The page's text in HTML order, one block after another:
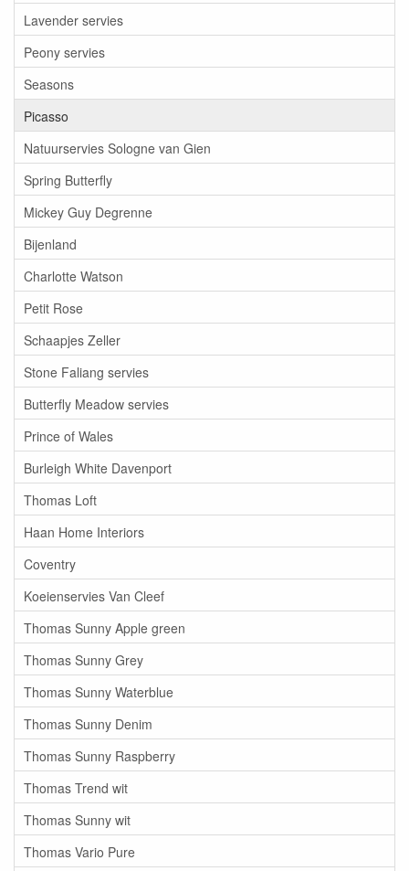
Lavender servies
Peony servies
Seasons
Picasso
Natuurservies Sologne van Gien
Spring Butterfly
Mickey Guy Degrenne
Bijenland
Charlotte Watson
Petit Rose
Schaapjes Zeller
Stone Faliang servies
Butterfly Meadow servies
Prince of Wales
Burleigh White Davenport
Thomas Loft
Haan Home Interiors
Coventry
Koeienservies Van Cleef
Thomas Sunny Apple green
Thomas Sunny Grey
Thomas Sunny Waterblue
Thomas Sunny Denim
Thomas Sunny Raspberry
Thomas Trend wit
Thomas Sunny wit
Thomas Vario Pure